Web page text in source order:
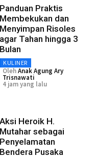
Panduan Praktis
Membekukan dan
Menyimpan Risoles
agar Tahan hingga 3
Bulan
KULINER
OlehAnak Agung Ary
Trisnawati
4 jam yang lalu
Aksi Heroik H.
Mutahar sebagai
Penyelamatan
Bendera Pusaka